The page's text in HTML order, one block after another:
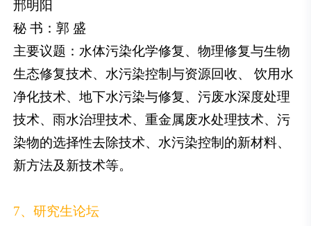
邢明阳
秘 书：郭 盛
主要议题：水体污染化学修复、物理修复与生物
生态修复技术、水污染控制与资源回收、 饮用水
净化技术、地下水污染与修复、污废水深度处理
技术、雨水治理技术、重金属废水处理技术、污
染物的选择性去除技术、水污染控制的新材料、
新方法及新技术等。
7、研究生论坛